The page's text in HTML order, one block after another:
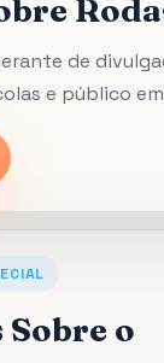
de
e público
o